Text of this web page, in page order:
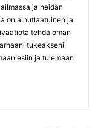
ja heidän
on ainutlaatuinen ja
tehdä oman
tukeakseni
esiin ja tulemaan